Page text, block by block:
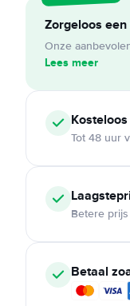
Zorgeloos
Onze
Lees meer
Kosteloos
Tot 48 uur
Betere
Betaal